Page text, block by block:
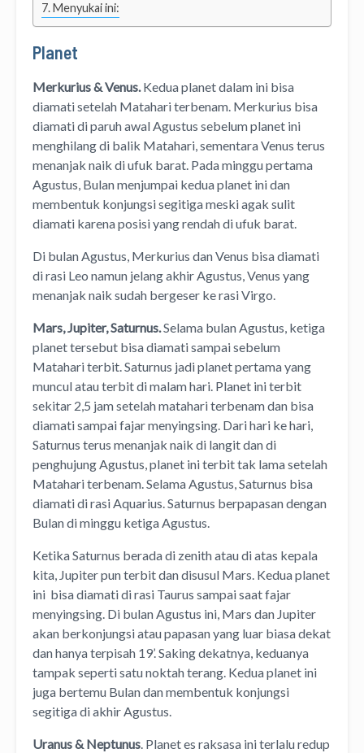
Menyukai ini:
Planet
Merkurius & Venus.Kedua planet dalam ini bisa
diamati setelah Matahari terbenam. Merkurius bisa
diamati di paruh awal Agustus sebelum planet ini
menghilang di balik Matahari, sementara Venus terus
menanjak naik di ufuk barat. Pada minggu pertama
Agustus, Bulan menjumpai kedua planet ini dan
membentuk konjungsi segitiga meski agak sulit
diamati karena posisi yang rendah di ufuk barat.
Di bulan Agustus, Merkurius dan Venus bisa diamati
di rasi Leo namun jelang akhir Agustus, Venus yang
menanjak naik sudah bergeser ke rasi Virgo.
Mars, Jupiter, Saturnus.Selama bulan Agustus, ketiga
planet tersebut bisa diamati sampai sebelum
Matahari terbit. Saturnus jadi planet pertama yang
muncul atau terbit di malam hari. Planet ini terbit
sekitar 2,5 jam setelah matahari terbenam dan bisa
diamati sampai fajar menyingsing. Dari hari ke hari,
Saturnus terus menanjak naik di langit dan di
penghujung Agustus, planet ini terbit tak lama setelah
Matahari terbenam. Selama Agustus, Saturnus bisa
diamati di rasi Aquarius. Saturnus berpapasan dengan
Bulan di minggu ketiga Agustus.
Ketika Saturnus berada di zenith atau di atas kepala
kita, Jupiter pun terbit dan disusul Mars. Kedua planet
ini bisa diamati di rasi Taurus sampai saat fajar
menyingsing. Di bulan Agustus ini, Mars dan Jupiter
akan berkonjungsi atau papasan yang luar biasa dekat
dan hanya terpisah 19’. Saking dekatnya, keduanya
tampak seperti satu noktah terang. Kedua planet ini
juga bertemu Bulan dan membentuk konjungsi
segitiga di akhir Agustus.
Uranus & Neptunus. Planet es raksasa ini terlalu redup